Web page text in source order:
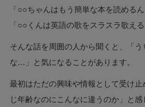
「○○ちゃんはもう簡単な本を読めるん
「○○くんは英語の歌をスラスラ歌える
そんな話を周囲の人から聞くと、「
な…」と気になることがあります。
最初はただの興味や情報として受け止
じ年齢なのにこんなに違うのか」と